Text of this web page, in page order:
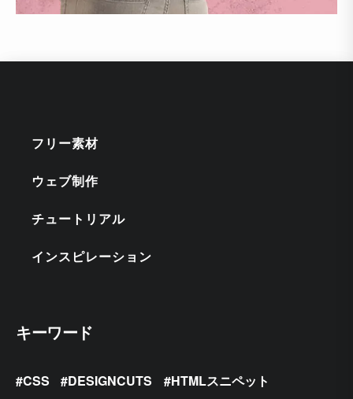
フリー素材
ウェブ制作
チュートリアル
インスピレーション
キーワード
CSS DESIGNCUTS
HTMLスニペット